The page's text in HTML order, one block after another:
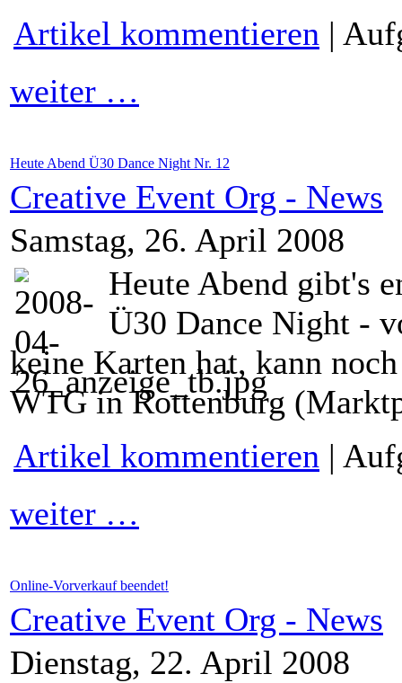
Artikel kommentieren |
weiter …
Heute Abend Ü30 Dance Night Nr. 12
Creative Event Org - News
Samstag, 26. April 2008
Heute Abend gibt's
Ü30 Dance Night -
keine Karten hat, kann
WTG in Rottenburg
Artikel kommentieren |
weiter …
Online-Vorverkauf beendet!
Creative Event Org - News
Dienstag, 22. April 2008